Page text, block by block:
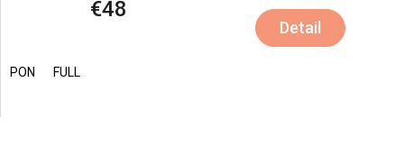
€48
Detail
PON FULL